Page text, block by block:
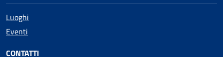
Luoghi
Eventi
CONTATTI